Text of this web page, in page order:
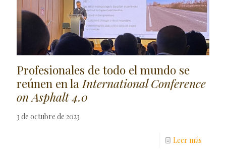
Profesionales de todo el mundo se
reúnen en laInternational Conference
on Asphalt 4.0
3 de octubre de 2023
Leer más